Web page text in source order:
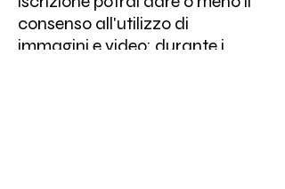
consenso all'utilizzo di
immagini e video: durante i